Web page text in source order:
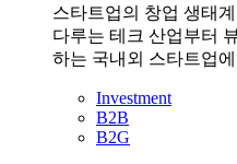
스타트업의 창업 생태
다루는 테크 산업부터
하는 국내외 스타트업
Investment
B2B
B2G